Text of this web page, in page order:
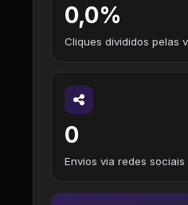
0,0%
Cliques divididos pelas
0
Envios via redes sociais